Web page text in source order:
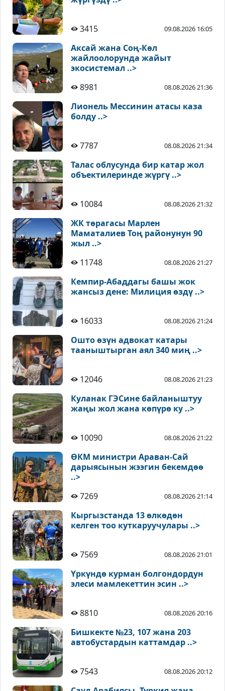
3415 09.08.2026 16:05
Аксай жана Соң-Көл
жайлоолорунда жайыт
экосистемал ..>
8981
08.08.2026 21:36
Лионель Мессинин атасы каза
болду ..>
7787 08.08.2026 21:34
Талас облусунда бир катар жол
объектилеринде жүргү ..>
10084 08.08.2026 21:32
ЖК төрагасы Марлен
Маматалиев Тоң районунун 90
жыл ..>
11748
08.08.2026 21:27
Кемпир-Абаддагы башы жок
жансыз дене: Милиция өздү ..>
16033 08.08.2026 21:24
Ошто өзүн адвокат катары
тааныштырган аял 340 миң ..>
12046 08.08.2026 21:23
Куланак ГЭСине байланыштуу
жаңы жол жана көпүрө ку ..>
10090 08.08.2026 21:22
ӨКМ министри Араван-Сай
дарыясынын жээгин бекемдөө
..>
7269
08.08.2026 21:14
Кыргызстанда 13 өлкөдөн
келген тоо куткаруучулары ..>
7569 08.08.2026 21:01
Үркүндө курман болгондордун
элеси мамлекеттин эсин ..>
8810 08.08.2026 20:16
Бишкекте №23, 107 жана 203
автобустардын каттамдар ..>
7543 08.08.2026 20:12